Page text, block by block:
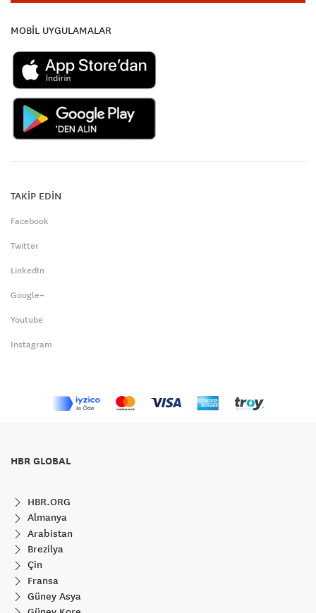
MOBİL UYGULAMALAR
TAKİP EDİN
Facebook
Twitter
LinkedIn
Google+
Youtube
Instagram
HBR GLOBAL
HBR.ORG
Almanya
Arabistan
Brezilya
Çin
Fransa
Güney Asya